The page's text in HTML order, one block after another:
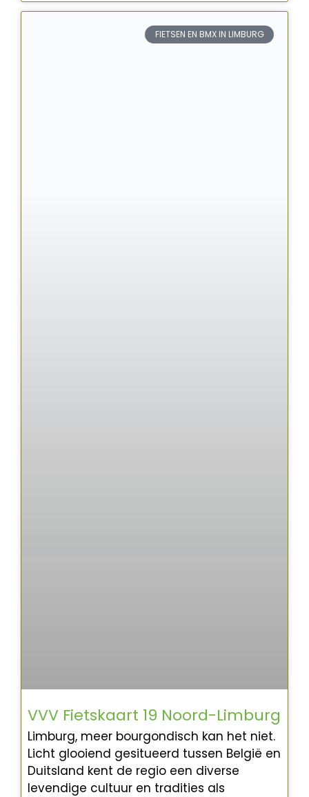
FIETSEN EN BMX IN LIMBURG
VVV Fietskaart 19 Noord-Limburg
Limburg, meer bourgondisch kan het niet.
Licht glooiend gesitueerd tussen België en
Duitsland kent de regio een diverse
levendige cultuur en tradities als